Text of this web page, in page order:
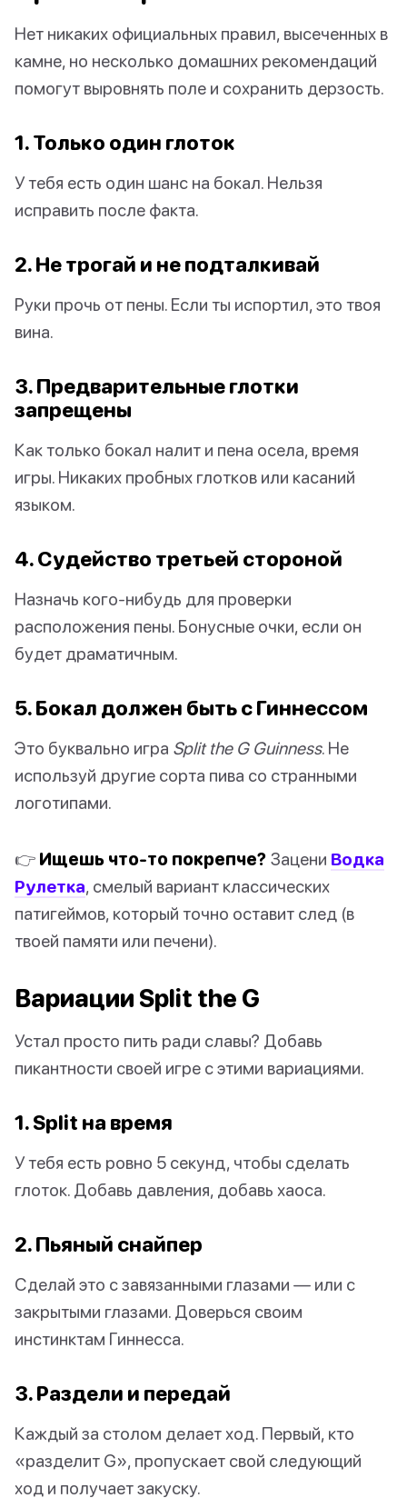
Нет никаких официальных правил, высеченных в
камне, но несколько домашних рекомендаций
помогут выровнять поле и сохранить дерзость.
1. Только один глоток
У тебя есть один шанс на бокал. Нельзя
исправить после факта.
2. Не трогай и не подталкивай
Руки прочь от пены. Если ты испортил, это твоя
вина.
3. Предварительные глотки
запрещены
Как только бокал налит и пена осела, время
игры. Никаких пробных глотков или касаний
языком.
4. Судейство третьей стороной
Назначь кого-нибудь для проверки
расположения пены. Бонусные очки, если он
будет драматичным.
5. Бокал должен быть с Гиннессом
Это буквально игра Split the G Guinness. Не
используй другие сорта пива со странными
логотипами.
👉 Ищешь что-то покрепче? Зацени Водка
Рулетка, смелый вариант классических
патигеймов, который точно оставит след (в
твоей памяти или печени).
Вариации Split the G
Устал просто пить ради славы? Добавь
пикантности своей игре с этими вариациями.
1. Split на время
У тебя есть ровно 5 секунд, чтобы сделать
глоток. Добавь давления, добавь хаоса.
2. Пьяный снайпер
Сделай это с завязанными глазами — или с
закрытыми глазами. Доверься своим
инстинктам Гиннесса.
3. Раздели и передай
Каждый за столом делает ход. Первый, кто
«разделит G», пропускает свой следующий
ход и получает закуску.